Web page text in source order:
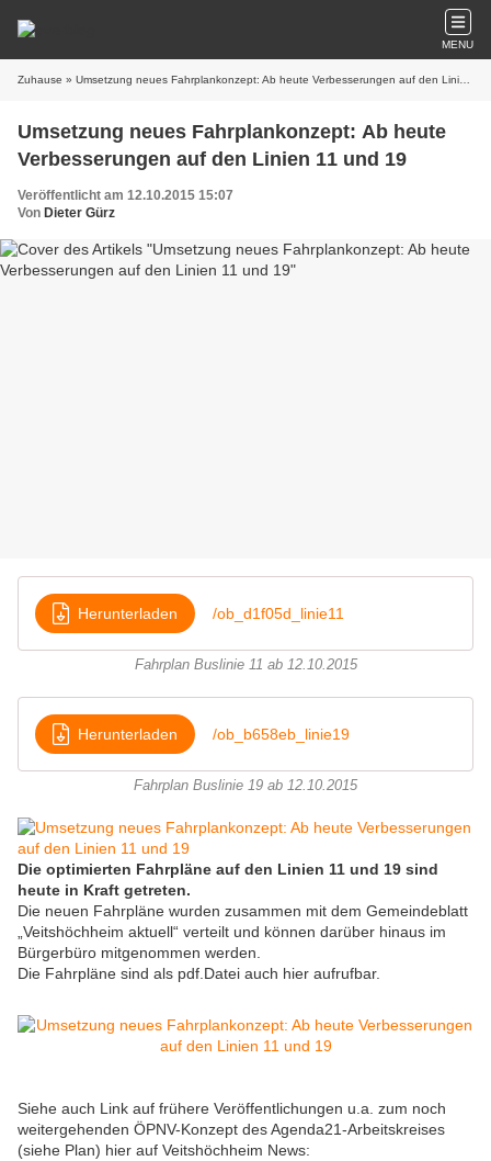
MENU
Zuhause » Umsetzung neues Fahrplankonzept: Ab heute Verbesserungen auf den Linien 11 und 19
Umsetzung neues Fahrplankonzept: Ab heute
Verbesserungen auf den Linien 11 und 19
Veröffentlicht am 12.10.2015 15:07
Von Dieter Gürz
Herunterladen /ob_d1f05d_linie11
Fahrplan Buslinie 11 ab 12.10.2015
Herunterladen /ob_b658eb_linie19
Fahrplan Buslinie 19 ab 12.10.2015
Die optimierten Fahrpläne auf den Linien 11 und 19 sind
heute in Kraft getreten.
Die neuen Fahrpläne wurden zusammen mit dem Gemeindeblatt
„Veitshöchheim aktuell“ verteilt und können darüber hinaus im
Bürgerbüro mitgenommen werden.
Die Fahrpläne sind als pdf.Datei auch hier aufrufbar.
Siehe auch Link auf frühere Veröffentlichungen u.a. zum noch
weitergehenden ÖPNV-Konzept des Agenda21-Arbeitskreises
(siehe Plan) hier auf Veitshöchheim News: